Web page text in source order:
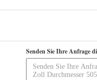
Senden Sie Ihre Anfrage